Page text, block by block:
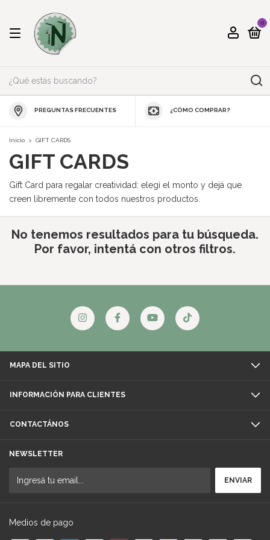
0
PREGUNTAS FRECUENTES ¿CÓMO COMPRAR?
Inicio > GIFT CARDS
GIFT CARDS
Gift Card para regalar creatividad: elegí el monto y dejá que
creen libremente con todos nuestros productos.
No tenemos resultados para tu búsqueda.
Por favor, intentá con otros filtros.
MAPA DEL SITIO
INFORMACIÓN PARA CLIENTES
CONTACTÁNOS
NEWSLETTER
Medios de pago